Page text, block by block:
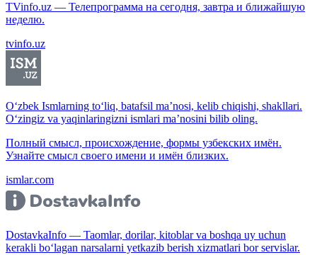
TVinfo.uz — Телепрограмма на сегодня, завтра и ближайшую
неделю.
tvinfo.uz
O‘zbek Ismlarning to‘liq, batafsil ma’nosi, kelib chiqishi, shakllari.
O‘zingiz va yaqinlaringizni ismlari ma’nosini bilib oling.
Полный смысл, происхождение, формы узбекских имён.
Узнайте смысл своего имени и имён близких.
ismlar.com
DostavkaInfo — Taomlar, dorilar, kitoblar va boshqa uy uchun
kerakli bo‘lagan narsalarni yetkazib berish xizmatlari bor servislar.